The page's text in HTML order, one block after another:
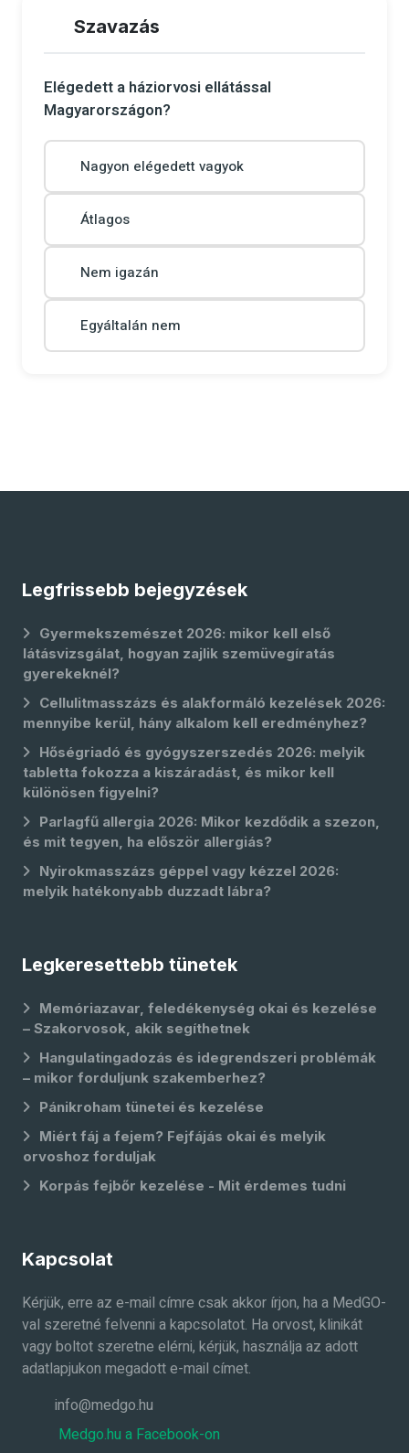
Szavazás
Elégedett a háziorvosi ellátással
Magyarországon?
Nagyon elégedett vagyok
Átlagos
Nem igazán
Egyáltalán nem
Legfrissebb bejegyzések
Gyermekszemészet 2026: mikor kell első
látásvizsgálat, hogyan zajlik szemüvegíratás
gyerekeknél?
Cellulitmasszázs és alakformáló kezelések 2026:
mennyibe kerül, hány alkalom kell eredményhez?
Hőségriadó és gyógyszerszedés 2026: melyik
tabletta fokozza a kiszáradást, és mikor kell
különösen figyelni?
Parlagfű allergia 2026: Mikor kezdődik a szezon,
és mit tegyen, ha először allergiás?
Nyirokmasszázs géppel vagy kézzel 2026:
melyik hatékonyabb duzzadt lábra?
Legkeresettebb tünetek
Memóriazavar, feledékenység okai és kezelése
– Szakorvosok, akik segíthetnek
Hangulatingadozás és idegrendszeri problémák
– mikor forduljunk szakemberhez?
Pánikroham tünetei és kezelése
Miért fáj a fejem? Fejfájás okai és melyik
orvoshoz forduljak
Korpás fejbőr kezelése - Mit érdemes tudni
Kapcsolat
Kérjük, erre az e-mail címre csak akkor írjon, ha a MedGO-
val szeretné felvenni a kapcsolatot. Ha orvost, klinikát
vagy boltot szeretne elérni, kérjük, használja az adott
adatlapjukon megadott e-mail címet.
info@medgo.hu
Medgo.hu a Facebook-on